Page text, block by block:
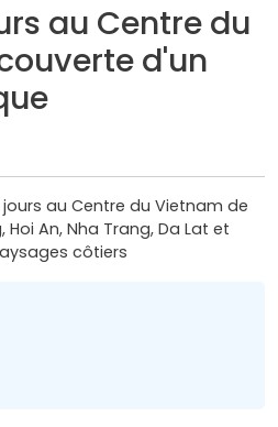
au Centre du
d'un
au Centre du Vietnam de
An, Nha Trang, Da Lat et
côtiers